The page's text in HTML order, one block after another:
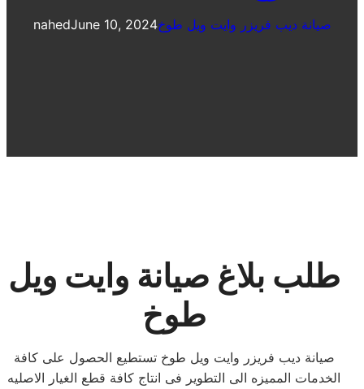
nahedJune 10, 2024صيانة ديب فريزر وايت ويل طوخ
طلب بلاغ صيانة وايت ويل
طوخ
صيانة ديب فريزر وايت ويل طوخ تستطيع الحصول على كافة
الخدمات المميزه الى التطوير فى انتاج كافة قطع الغيار الاصليه